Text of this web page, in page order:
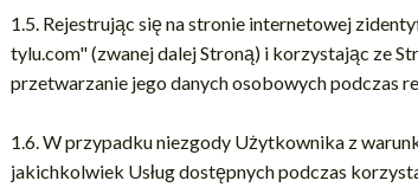
1.5. Rejestrując się na stronie internetowej
tylu.com" (zwanej dalej Stroną) i korzystając ze
przetwarzanie jego danych osobowych podczas
1.6. W przypadku niezgody Użytkownika z
jakichkolwiek Usług dostępnych podczas